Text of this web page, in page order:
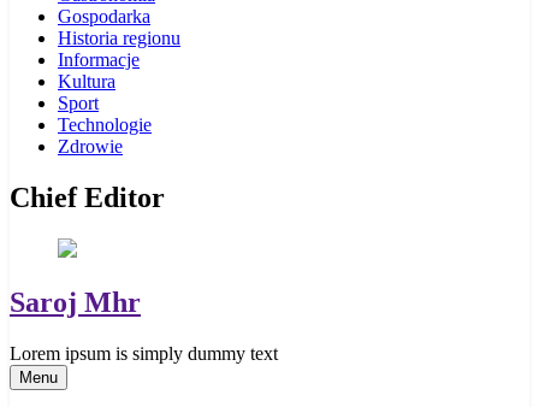
Gospodarka
Historia regionu
Informacje
Kultura
Sport
Technologie
Zdrowie
Chief Editor
Saroj Mhr
Lorem ipsum is simply dummy text
Menu